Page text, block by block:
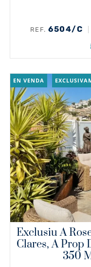
REF.6504/C
EN VENDA
Exclusiu A
Clares, A Prop
350